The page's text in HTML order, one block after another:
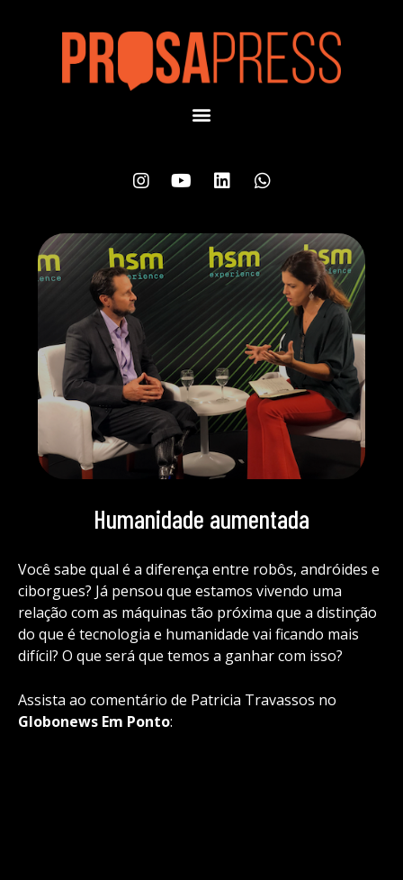
Humanidade aumentada
Você sabe qual é a diferença entre robôs, andróides e
ciborgues? Já pensou que estamos vivendo uma
relação com as máquinas tão próxima que a distinção
do que é tecnologia e humanidade vai ficando mais
difícil? O que será que temos a ganhar com isso?
Assista ao comentário de Patricia Travassos no
Globonews Em Ponto: